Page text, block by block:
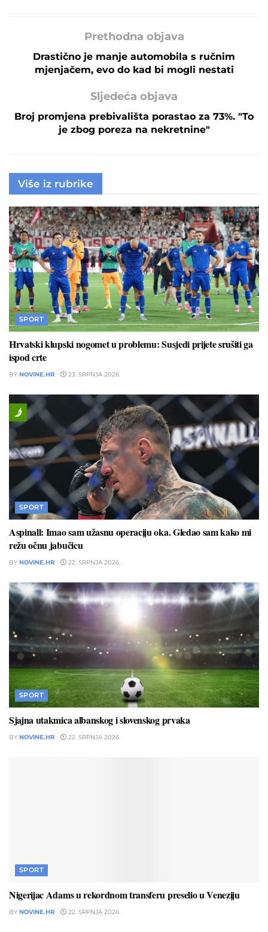
Prethodna objava
Drastično je manje automobila s ručnim
mjenjačem, evo do kad bi mogli nestati
Sljedeća objava
Broj promjena prebivališta porastao za 73%. "To
je zbog poreza na nekretnine"
Više iz rubrike
SPORT
Hrvatski klupski nogomet u problemu: Susjedi prijete srušiti ga
ispod crte
BY NOVINE.HR 23. SRPNJA 2026.
SPORT
Aspinall: Imao sam užasnu operaciju oka. Gledao sam kako mi
režu očnu jabučicu
BY NOVINE.HR 22. SRPNJA 2026.
SPORT
Sjajna utakmica albanskog i slovenskog prvaka
BY NOVINE.HR 22. SRPNJA 2026.
SPORT
Nigerijac Adams u rekordnom transferu preselio u Veneziju
BY NOVINE.HR 22. SRPNJA 2026.